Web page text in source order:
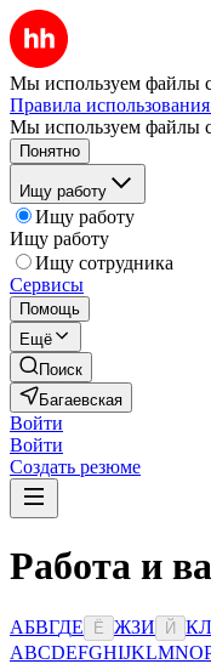
Мы используем файлы
Правила
Мы используем файлы
Понятно
Ищу работу
Ищу работу
Ищу работу
Ищу сотрудника
Сервисы
Помощь
Ещё
Поиск
Багаевская
Войти
Войти
Создать резюме
Работа и
АБВГДЕ Ё ЖЗИ Й КЛ
ABCDEFGHIJKLMNO